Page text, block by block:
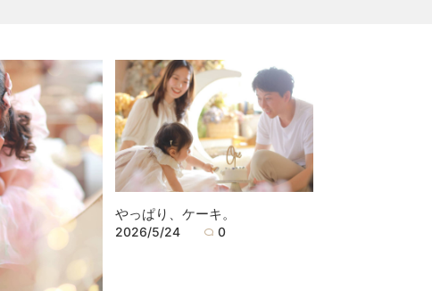
やっぱり、ケーキ。
2026/5/24 0